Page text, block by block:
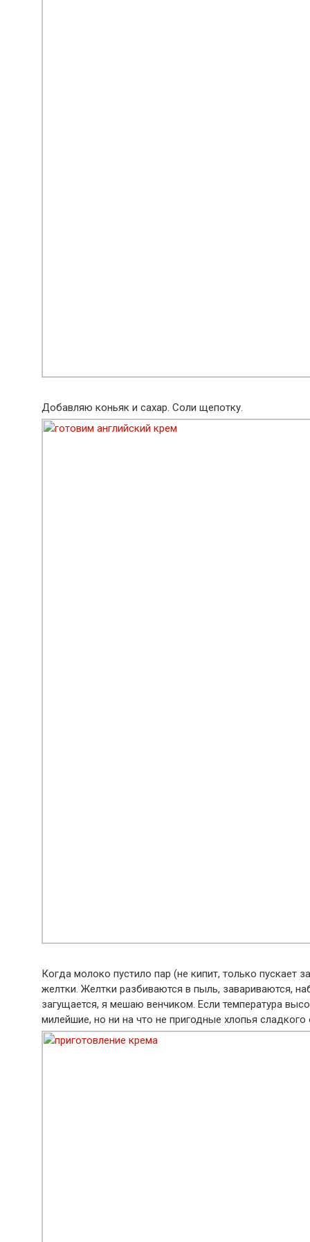
Добавляю коньяк и сахар. Соли щепотку.
Когда молоко пустило пар (не кипит, только
желтки. Желтки разбиваются в пыль, завариваются,
загущается, я мешаю венчиком. Если температура
милейшие, но ни на что не пригодные хлопья